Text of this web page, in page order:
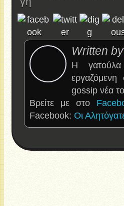
Written by
Η
gossip νέα
Βρείτε με στο
Facebook: Οι